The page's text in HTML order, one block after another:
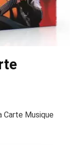
Carte Musique